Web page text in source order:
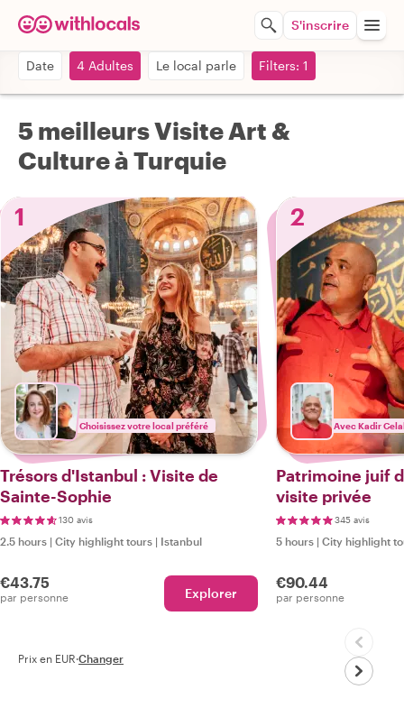
S'inscrire
Date 4 Adultes Le local parle Filters: 1
5 meilleurs Visite Art &
Culture à Turquie
1
Choisissez votre local préféré
Trésors d'Istanbul : Visite de
Sainte-Sophie
130 avis
2.5 hours | City highlight tours | Istanbul
€43.75
par personne Explorer
2
Avec Kadir
Patrimoine juif
visite privée
345 avis
5 hours | City highlight
€90.44
par personne
Prix en EUR·Changer